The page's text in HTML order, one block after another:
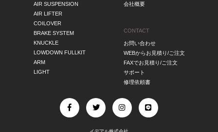
AIR SUSPENSION
AIR LIFTER
COILOVER
BRAKE SYSTEM
KNUCKLE
LOWDOWN FULLKIT
ARM
LIGHT
会社概要
CONTACT
お問い合わせ
WEBからお見積り/ご注文
FAXでお見積り/ご注文
サポート
修理依頼書